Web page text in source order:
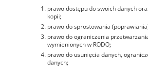
prawo dostępu do swoich danych
kopii;
prawo do sprostowania
prawo do ograniczenia
wymienionych w RODO;
prawo do usunięcia danych,
danych;